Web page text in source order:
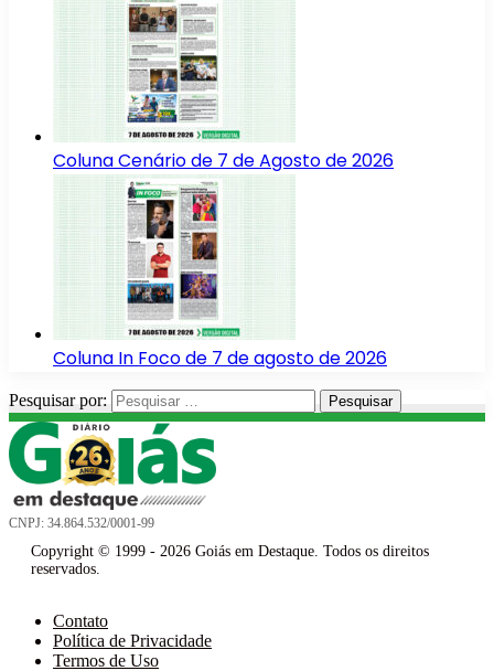
Coluna Cenário de 7 de Agosto de 2026
Coluna In Foco de 7 de agosto de 2026
Pesquisar por:
CNPJ: 34.864.532/0001-99
Copyright © 1999 - 2026 Goiás em Destaque. Todos os direitos
reservados.
Contato
Política de Privacidade
Termos de Uso